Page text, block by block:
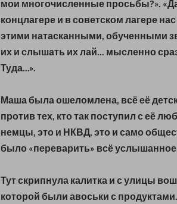
мои многочисленные просьбы?».
концлагере и в советском лагере
этими натасканными, обученными
их и слышать их лай... мысленно
Туда...».
Маша была ошеломлена, всё её
против тех, кто так поступил с её
немцы, это и НКВД, это и само
было «переварить» всё
Тут скрипнула калитка и с улицы
которой были авоськи с